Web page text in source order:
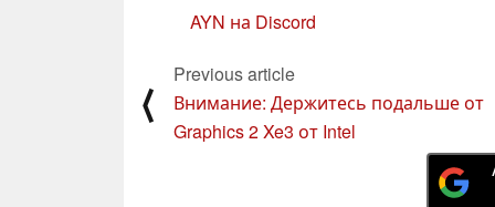
AYN на Discord
⟨
Previous article
Внимание: Держитесь подальше от
Graphics 2 Xe3 от Intel